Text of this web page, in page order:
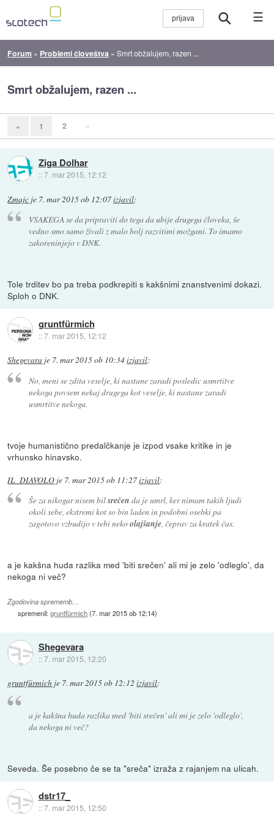
☰
Forum » Problemi človeštva »Smrt obžalujem, razen ...
Smrt obžalujem, razen ...
« 1 2 »
Ziga Dolhar
::7. mar 2015, 12:12
Zmajc je 7. mar 2015 ob 12:07izjavil:
VSAKEGA se da pripraviti do tega da ubije drugega človeka, še
vedno smo samo živali z malo bolj razvitimi možgani. To imamo
zakoreninjejo v DNK.
Tole trditev bo pa treba podkrepiti s kakšnimi znanstvenimi dokazi.
Sploh o DNK.
gruntfürmich
::7. mar 2015, 12:12
Shegevara je 7. mar 2015 ob 10:34izjavil:
No, meni se zdita veselje, ki nastane zaradi posledic usmrtitve
nekoga povsem nekaj drugega kot veselje, ki nastane zaradi
usmrtitve nekoga.
tvoje humanistično predalčkanje je izpod vsake kritike in je
vrhunsko hinavsko.
IL_DIAVOLO je 7. mar 2015 ob 11:27izjavil:
Še za nikogar nisem bilsrečen da je umrl, ker nimam takih ljudi
okoli sebe, ekstremi kot so bin laden in podobni osebki pa
zagotovo vzbudijo v tebi nekoolajšanje, čeprav za kratek čas.
a je kakšna huda razlika med 'biti srečen' ali mi je zelo 'odleglo', da
nekoga ni več?
Zgodovina sprememb…
spremenil:gruntfürmich(7. mar 2015 ob 12:14)
Shegevara
::7. mar 2015, 12:20
gruntfürmich je 7. mar 2015 ob 12:12 izjavil:
a je kakšna huda razlika med 'biti srečen' ali mi je zelo 'odleglo',
da nekoga ni več?
Seveda. Še posebno če se ta "sreča" izraža z rajanjem na ulicah.
dstr17_
::7. mar 2015, 12:50